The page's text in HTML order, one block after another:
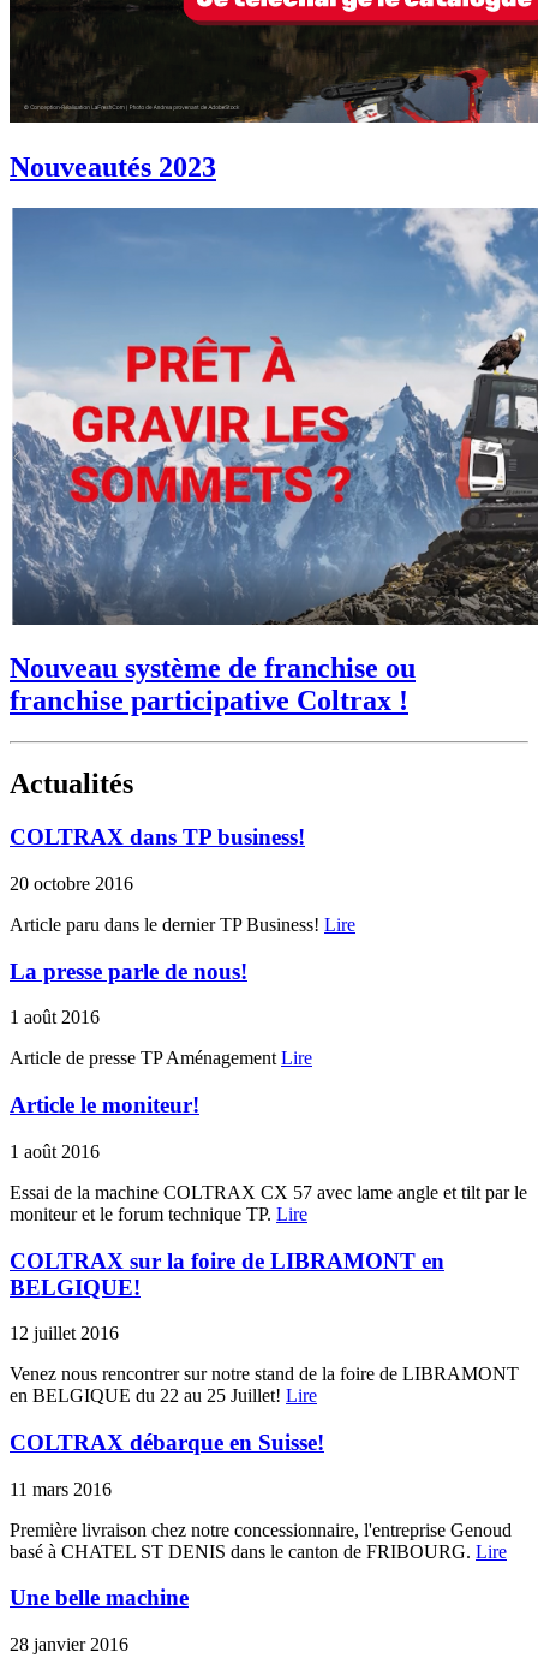
Nouveautés 2023
Nouveau système de franchise ou
franchise participative Coltrax !
Actualités
COLTRAX dans TP business!
20 octobre 2016
Article paru dans le dernier TP Business! Lire
La presse parle de nous!
1 août 2016
Article de presse TP Aménagement Lire
Article le moniteur!
1 août 2016
Essai de la machine COLTRAX CX 57 avec lame angle et tilt par le
moniteur et le forum technique TP. Lire
COLTRAX sur la foire de LIBRAMONT en
BELGIQUE!
12 juillet 2016
Venez nous rencontrer sur notre stand de la foire de LIBRAMONT
en BELGIQUE du 22 au 25 Juillet! Lire
COLTRAX débarque en Suisse!
11 mars 2016
Première livraison chez notre concessionnaire, l'entreprise Genoud
basé à CHATEL ST DENIS dans le canton de FRIBOURG. Lire
Une belle machine
28 janvier 2016